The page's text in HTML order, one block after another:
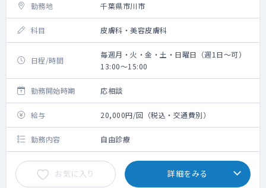
勤務地 千葉県市川市
科目 皮膚科・美容皮膚科
日程/時間
毎週月・火・金・土・日曜日（週1日～可）
13:00～15:00
勤務開始時期 応相談
給与 20,000円/回（税込・交通費別）
勤務内容 自由診療
お気に入り 詳細をみる